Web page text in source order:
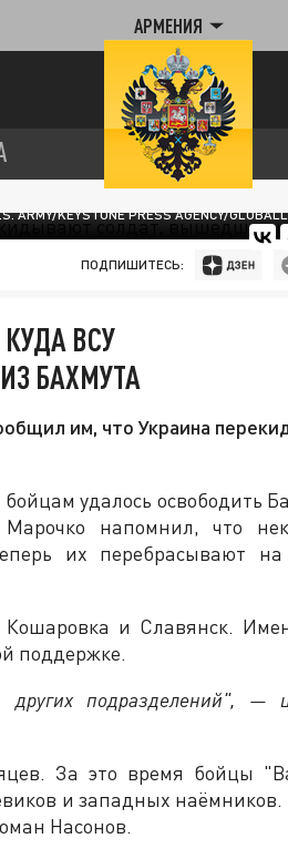
АРМЕНИЯ
ARMY/KEYSTONE PRESS AGENCY/
ПОДПИШИТЕСЬ:
ВСУ
БАХМУТА
им, что Украина
удалось освободить
напомнил, что
их перебрасывают на
Кошаровка и Славянск.
поддержке.
подразделений", —
За это время бойцы
и западных наёмников.
Насонов.